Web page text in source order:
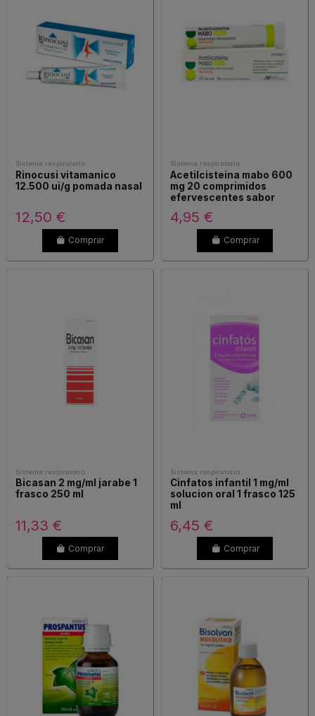
Sistema respiratorio
Rinocusi vitamanico
12.500 ui/g pomada nasal
12,50 €
Comprar
Sistema respiratorio
Acetilcisteina mabo 600
mg 20 comprimidos
efervescentes sabor
4,95 €
Comprar
Sistema respiratorio
Bicasan 2 mg/ml jarabe 1
frasco 250 ml
11,33 €
Comprar
Sistema respiratorio
Cinfatos infantil 1 mg/ml
solucion oral 1 frasco 125
ml
6,45 €
Comprar